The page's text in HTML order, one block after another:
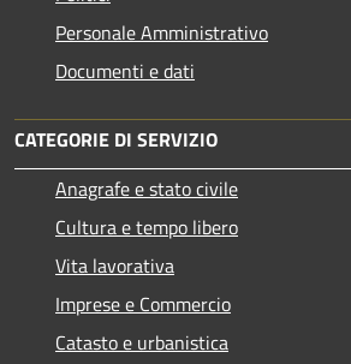
Personale Amministrativo
Documenti e dati
CATEGORIE DI SERVIZIO
Anagrafe e stato civile
Cultura e tempo libero
Vita lavorativa
Imprese e Commercio
Catasto e urbanistica